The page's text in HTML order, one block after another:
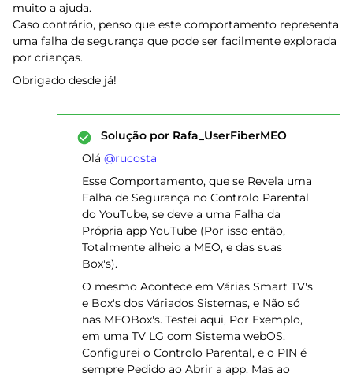
muito a ajuda.
Caso contrário, penso que este comportamento representa
uma falha de segurança que pode ser facilmente explorada
por crianças.
Obrigado desde já!
Solução por Rafa_UserFiberMEO
Olá ​ @rucosta
Esse Comportamento, que se Revela uma
Falha de Segurança no Controlo Parental
do YouTube, se deve a uma Falha da
Própria app YouTube (Por isso então,
Totalmente alheio a MEO, e das suas
Box's).
O mesmo Acontece em Várias Smart TV's
e Box's dos Váriados Sistemas, e Não só
nas MEOBox's. Testei aqui, Por Exemplo,
em uma TV LG com Sistema webOS.
Configurei o Controlo Parental, e o PIN é
sempre Pedido ao Abrir a app. Mas ao